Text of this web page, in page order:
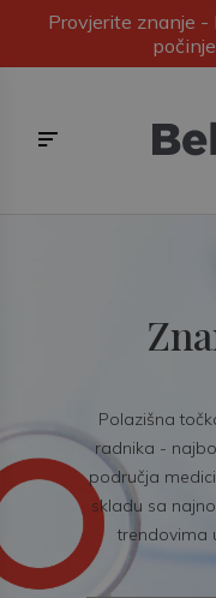
Provjerite znanje -
Polazišna
radnika -
područja
skladu sa
trendovima